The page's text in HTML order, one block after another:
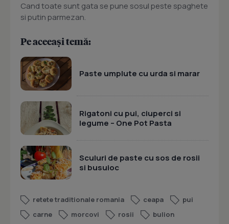
Cand toate sunt gata se pune sosul peste spaghete
si putin parmezan.
Pe aceeași temă:
Paste umplute cu urda si marar
Rigatoni cu pui, ciuperci si
legume – One Pot Pasta
Sculuri de paste cu sos de rosii
si busuioc
retete traditionale romania ceapa
pui
carne
morcovi rosii
bulion